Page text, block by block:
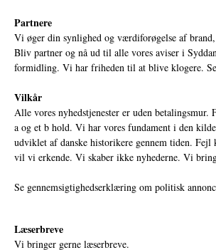
Partnere
Vi øger din synlighed og værdiforøgelse af
Bliv partner og nå ud til alle vores aviser i
formidling. Vi har friheden til at blive klogere.
Vilkår
Alle vores nyhedstjenester er uden
a og et b hold. Vi har vores fundament i den
udviklet af danske historikere gennem tiden. Fejl
vil vi erkende. Vi skaber ikke nyhederne. Vi
Se gennemsigtighedserklæring om politisk
Læserbreve
Vi bringer gerne læserbreve.